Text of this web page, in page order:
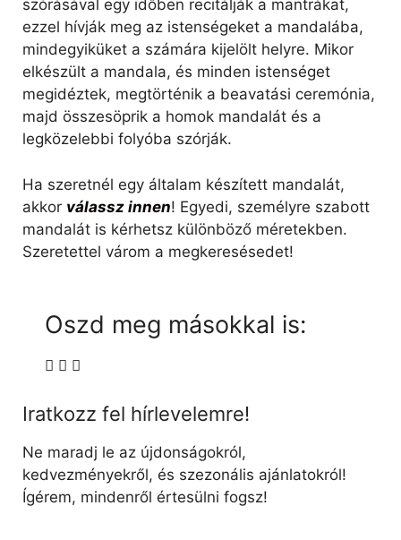
szórásával egy időben recitálják a mantrákat,
ezzel hívják meg az istenségeket a mandalába,
mindegyiküket a számára kijelölt helyre. Mikor
elkészült a mandala, és minden istenséget
megidéztek, megtörténik a beavatási ceremónia,
majd összesöprik a homok mandalát és a
legközelebbi folyóba szórják.
Ha szeretnél egy általam készített mandalát,
akkor válassz innen! Egyedi, személyre szabott
mandalát is kérhetsz különböző méretekben.
Szeretettel várom a megkeresésedet!
Oszd meg másokkal is:
Iratkozz fel hírlevelemre!
Ne maradj le az újdonságokról,
kedvezményekről, és szezonális ajánlatokról!
Ígérem, mindenről értesülni fogsz!